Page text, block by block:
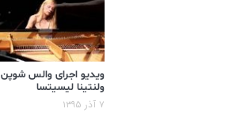
ویدیو اجرای والس
ولنتینا لیسیتسا
۷ آذر ۱۳۹۵